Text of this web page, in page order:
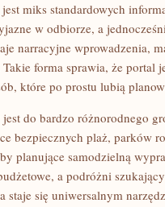
miks standardowych
w odbiorze, a
narracyjne wprowadzenia,
forma sprawia, że portal
które po prostu lubią
do bardzo różnorodnego
bezpiecznych plaż, parków
planujące samodzielną
a podróżni
staje się uniwersalnym